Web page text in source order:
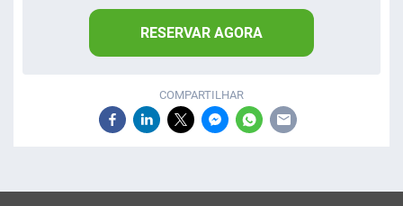
RESERVAR AGORA
COMPARTILHAR